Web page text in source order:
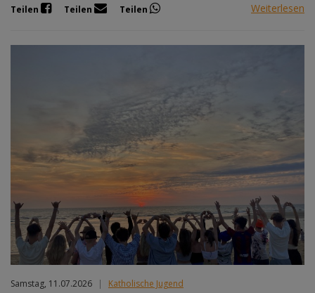
Teilen Teilen Teilen Weiterlesen
Samstag, 11.07.2026 | Katholische Jugend